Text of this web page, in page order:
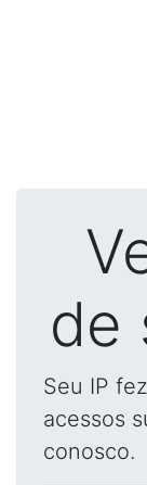
de
Seu IP
acessos
conosco.